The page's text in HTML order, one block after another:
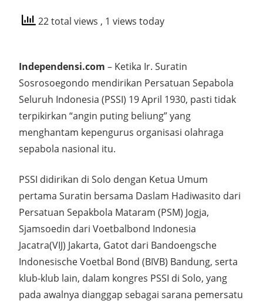
22 total views , 1 views today
Independensi.com – Ketika Ir. Suratin
Sosrosoegondo mendirikan Persatuan Sepabola
Seluruh Indonesia (PSSI) 19 April 1930, pasti tidak
terpikirkan “angin puting beliung” yang
menghantam kepengurus organisasi olahraga
sepabola nasional itu.
PSSI didirikan di Solo dengan Ketua Umum
pertama Suratin bersama Daslam Hadiwasito dari
Persatuan Sepakbola Mataram (PSM) Jogja,
Sjamsoedin dari Voetbalbond Indonesia
Jacatra(VIJ) Jakarta, Gatot dari Bandoengsche
Indonesische Voetbal Bond (BIVB) Bandung, serta
klub-klub lain, dalam kongres PSSI di Solo, yang
pada awalnya dianggap sebagai sarana pemersatu